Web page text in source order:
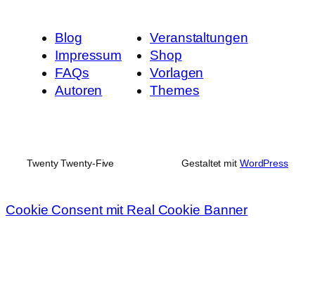
Blog
Impressum
FAQs
Autoren
Veranstaltungen
Shop
Vorlagen
Themes
Twenty Twenty-Five Gestaltet mit WordPress
Cookie Consent mit Real Cookie Banner